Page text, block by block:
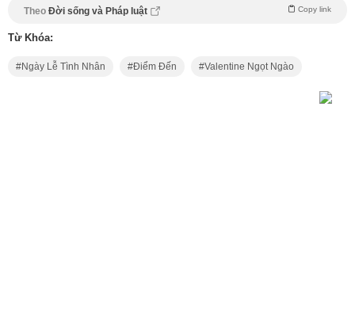
Theo Đời sống và Pháp luật Copy link
Từ Khóa:
Ngày Lễ Tình Nhân Điểm Đến Valentine Ngọt Ngào